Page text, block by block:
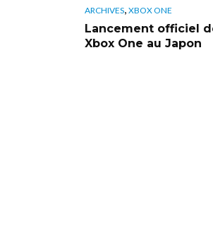
ARCHIVES, XBOX ONE
Lancement officiel
Xbox One au Japon